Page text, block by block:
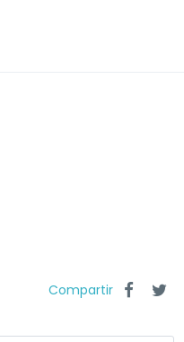
Compartir